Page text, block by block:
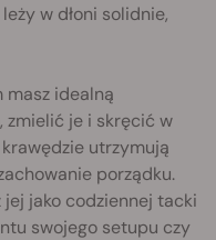
w dłoni solidnie,
masz idealną
zmielić je i skręcić w
utrzymują
porządku.
jej jako codziennej tacki
swojego setupu czy